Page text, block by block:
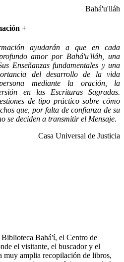
Bahá'u'lláh
+
ayudarán a que en cada
amor por Bahá'u'lláh, una
Enseñanzas fundamentales y una
del desarrollo de la vida
mediante la oración, la
en las Escrituras Sagradas.
de tipo práctico sobre cómo
que, por falta de confianza de su
se deciden a transmitir el Mensaje.
Casa Universal de Justicia
Bahá'í, el Centro de
el visitante, el buscador y el
muy amplia recopilación de libros,